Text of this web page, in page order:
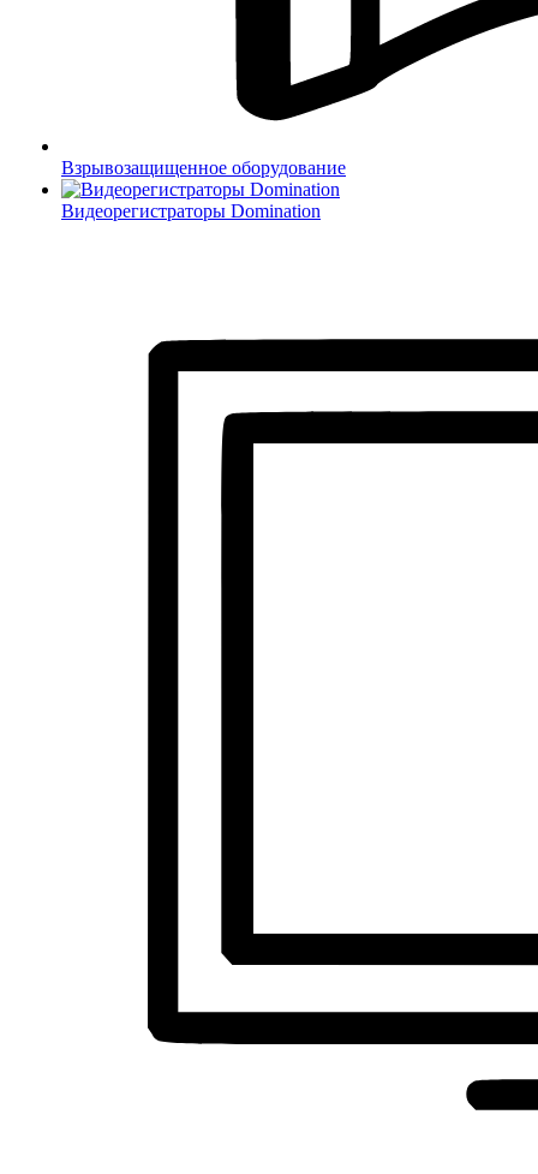
Взрывозащищенное оборудование
Видеорегистраторы Domination